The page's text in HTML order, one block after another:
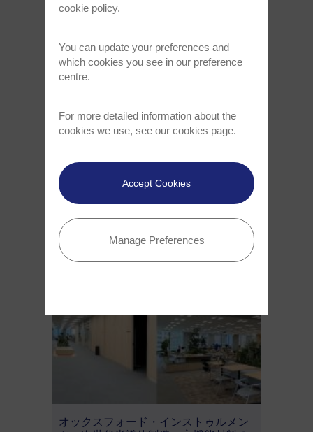
第19回共焦点ラマンイメージングシン
ポジウムレポート：さらに多様なテー
マにフォーカス
ウルムに再び集結し、3日間にわたり科学交流が
行なわれました。
記事全文を読む >
オックスフォード・インストゥルメン
cookie policy.
You can update your preferences and
which cookies you see in our preference
centre.
For more detailed information about the
cookies we use, see our cookies page.
Accept Cookies
Manage Preferences